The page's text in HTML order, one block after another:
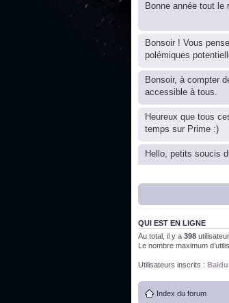
Bonne année tout le
Bonsoir ! Vous
polémiques
Bonsoir, à compter
accessible à tous.
Heureux que tous
temps sur Prime :)
Hello, petits soucis
Bon, 2020, ça n'a
J'ai l'impression
Bonne année 2020 !
QUI EST EN LIGNE
Au total, il y a 398
Le nombre maximum
Utilisateurs inscrits :
Index du forum